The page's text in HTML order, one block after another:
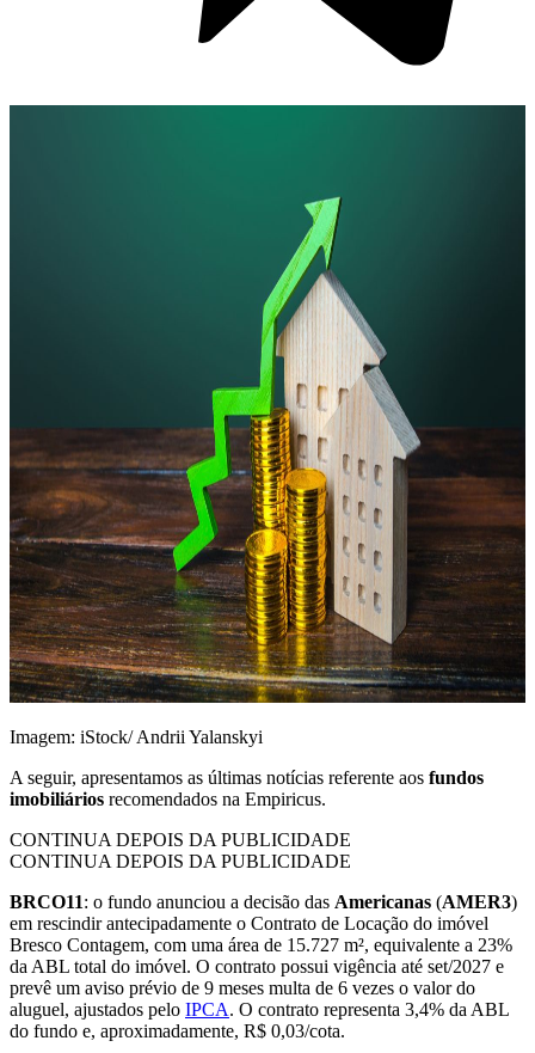
Imagem: iStock/ Andrii Yalanskyi
A seguir, apresentamos as últimas notícias referente aos fundos
imobiliários recomendados na Empiricus.
CONTINUA DEPOIS DA PUBLICIDADE
CONTINUA DEPOIS DA PUBLICIDADE
BRCO11: o fundo anunciou a decisão das Americanas (AMER3)
em rescindir antecipadamente o Contrato de Locação do imóvel
Bresco Contagem, com uma área de 15.727 m², equivalente a 23%
da ABL total do imóvel. O contrato possui vigência até set/2027 e
prevê um aviso prévio de 9 meses multa de 6 vezes o valor do
aluguel, ajustados pelo IPCA. O contrato representa 3,4% da ABL
do fundo e, aproximadamente, R$ 0,03/cota.